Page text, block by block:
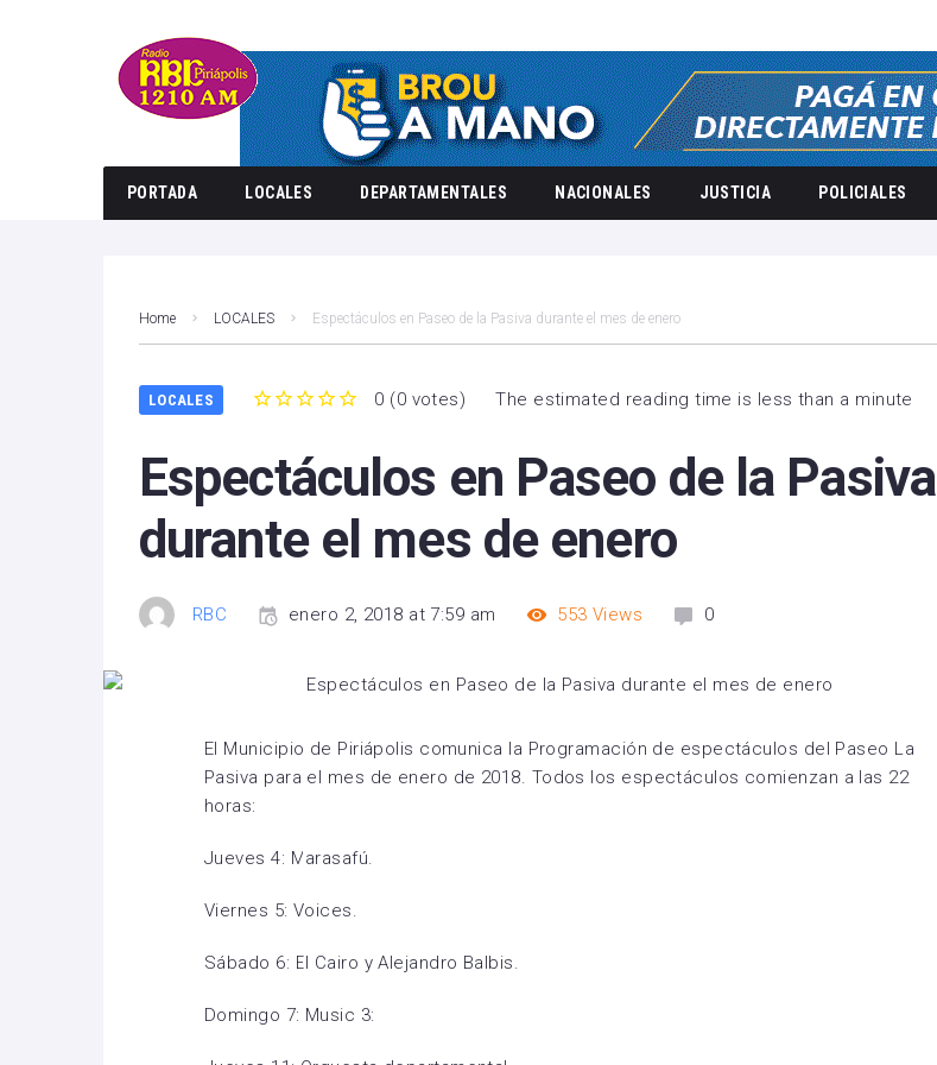
PORTADA LOCALES DEPARTAMENTALES NACIONALES JUSTICIA POLICIALES
Home LOCALES Espectáculos en Paseo de la Pasiva durante el mes de enero
LOCALES 0 (0 votes) The estimated reading time is less than a minute
Espectáculos en Paseo de la Pasiva
durante el mes de enero
RBC enero 2, 2018 at 7:59 am 553 Views 0
El Municipio de Piriápolis comunica la Programación de espectáculos del Paseo La
Pasiva para el mes de enero de 2018. Todos los espectáculos comienzan a las 22
horas:
Jueves 4: Marasafú.
Viernes 5: Voices.
Sábado 6: El Cairo y Alejandro Balbis.
Domingo 7: Music 3: